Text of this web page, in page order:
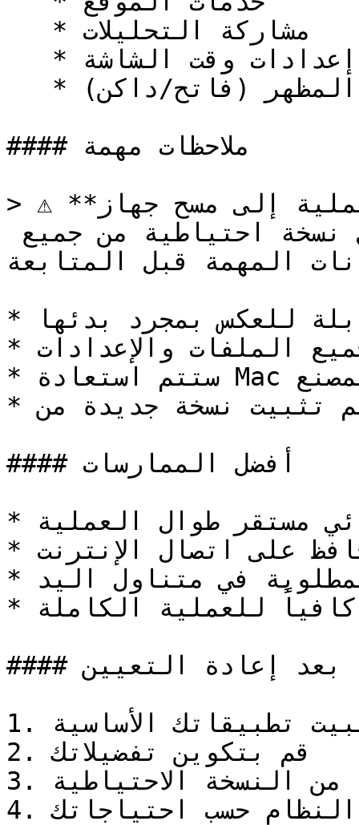
#### ملاحظات مهمة
> ⚠️ **تنبيه**: ستؤدي هذه العملية إلى مسح جهاز Mac
المهمة قبل المتابعة.
* العملية غير قابلة للعكس بمجرد بدئها
* سيتم حذف جميع الملفات والإعدادات
* ستتم استعادة Mac إلى إعدادات المصنع
* سيتم تثبيت نسخة جديدة من macOS Sonoma
#### أفضل الممارسات
* تأكد من وجود اتصال كهربائي مستقر طوال العملية
* حافظ على اتصال الإنترنت
* احتفظ بجميع كلمات المرور المطلوبة في متناول اليد
* خصص وقتاً كافياً للعملية الكاملة
#### بعد إعادة التعيين
1. قم بتثبيت تطبيقاتك الأساسية
2. قم بتكوين تفضيلاتك
3. استعد الملفات الضرورية من النسخة الاحتياطية
4. قم بتكوين إعدادات النظام حسب احتياجاتك